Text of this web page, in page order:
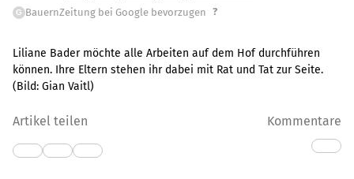
G BauernZeitung bei Google bevorzugen ?
Liliane Bader möchte alle Arbeiten auf dem Hof durchführen
können. Ihre Eltern stehen ihr dabei mit Rat und Tat zur Seite.
(Bild: Gian Vaitl)
Artikel teilen Kommentare